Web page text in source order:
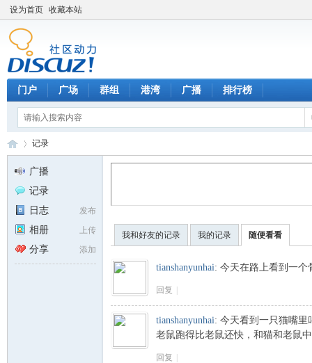
设为首页 收藏本站
门户 广场 群组 港湾 广播 排行榜
›
记录
广播
记录
发布
日志
上传
相册
添加
分享
我和好友的记录 我的记录 随便看看
tianshanyunhai: 今天在路上看到一个
回复
tianshanyunhai: 今天看到一只猫嘴里
老鼠跑得比老鼠还快，和猫和老鼠
回复